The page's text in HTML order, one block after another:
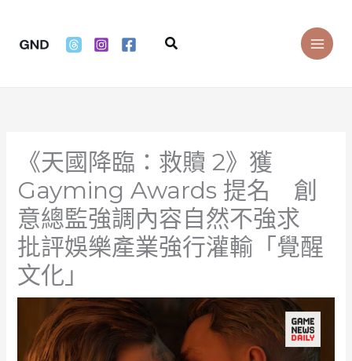
content
Search
《天國降臨：救贖 2》獲
Gayming Awards 提名 創
意總監強調內容自然不強求
批評娛樂產業強行灌輸「覺醒
文化」